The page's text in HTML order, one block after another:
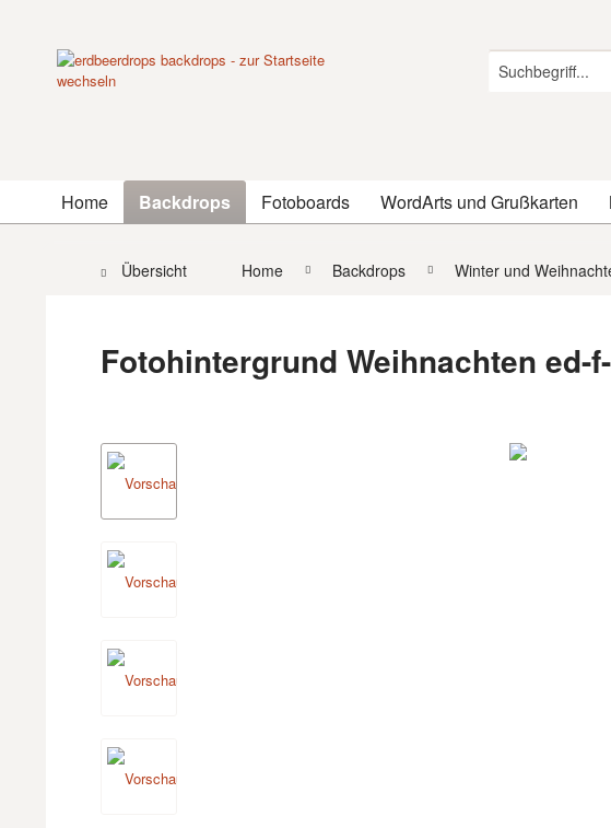
Home Backdrops Fotoboards WordArts und Grußkarten
Übersicht Home Backdrops Winter und
Fotohintergrund Weihnachten